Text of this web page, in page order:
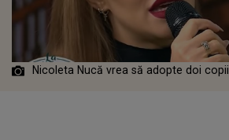
Nicoleta Nucă vrea să adopte doi copii